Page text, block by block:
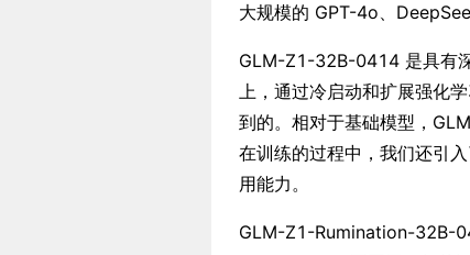
大规模的 GPT-4o、
GLM-Z1-32B-0414 是具有
上，通过冷启动和扩展强化
到的。相对于基础模型，
在训练的过程中，我们还引
用能力。
GLM-Z1-Rumination-32B-